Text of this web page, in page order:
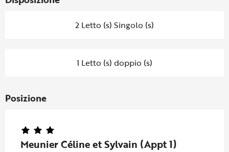
2 Letto (s) Singolo (s)
1 Letto (s) doppio (s)
Posizione
Meunier Céline et Sylvain (Appt 1)